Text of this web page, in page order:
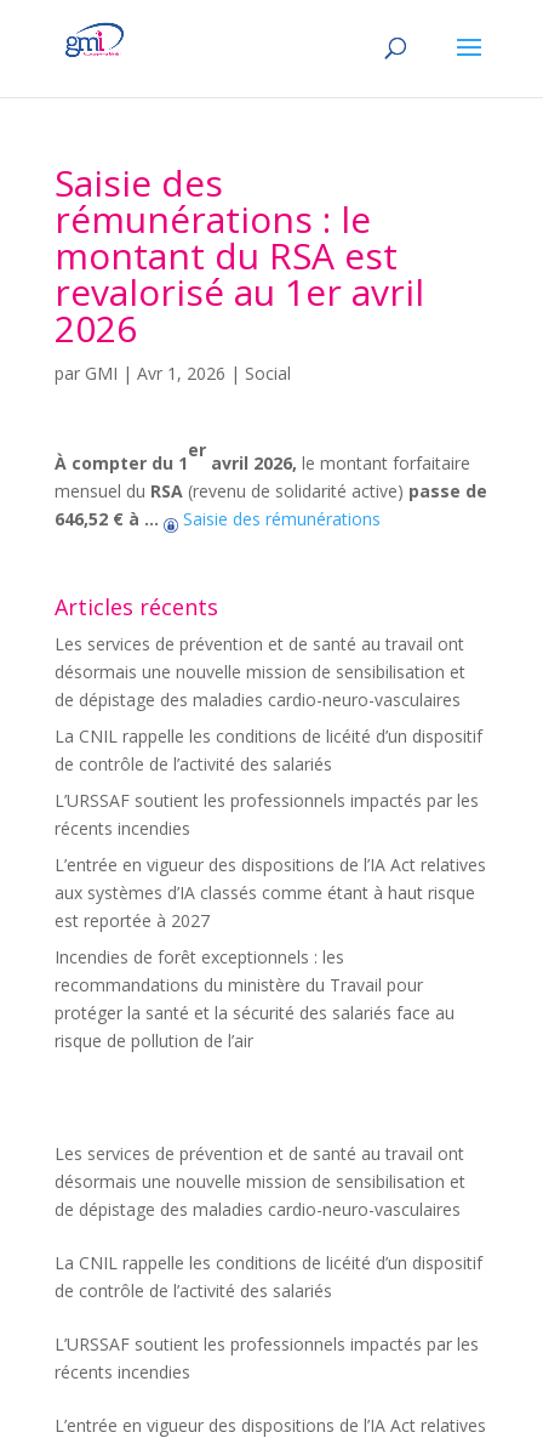
Saisie des
rémunérations : le
montant du RSA est
revalorisé au 1er avril
2026
par GMI | Avr 1, 2026 | Social
À compter du 1
er
avril 2026, le montant forfaitaire
mensuel du RSA(revenu de solidarité active) passe de
646,52 € à … Saisie des rémunérations
Articles récents
Les services de prévention et de santé au travail ont
désormais une nouvelle mission de sensibilisation et
de dépistage des maladies cardio-neuro-vasculaires
La CNIL rappelle les conditions de licéité d’un dispositif
de contrôle de l’activité des salariés
L’URSSAF soutient les professionnels impactés par les
récents incendies
L’entrée en vigueur des dispositions de l’IA Act relatives
aux systèmes d’IA classés comme étant à haut risque
est reportée à 2027
Incendies de forêt exceptionnels : les
recommandations du ministère du Travail pour
protéger la santé et la sécurité des salariés face au
risque de pollution de l’air
Les services de prévention et de santé au travail ont
désormais une nouvelle mission de sensibilisation et
de dépistage des maladies cardio-neuro-vasculaires
La CNIL rappelle les conditions de licéité d’un dispositif
de contrôle de l’activité des salariés
L’URSSAF soutient les professionnels impactés par les
récents incendies
L’entrée en vigueur des dispositions de l’IA Act relatives